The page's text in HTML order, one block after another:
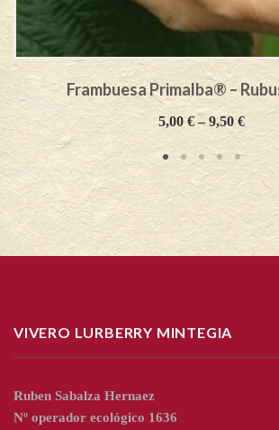
Frambuesa Primalba® –
5,00€–9,50 €
VIVERO LURBERRY MINTEGIA
Ruben Sabalza Hernaez
Nº operador ecológico 1636